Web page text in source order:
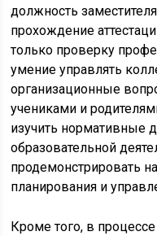
должность
прохождение
только проверку
умение управлять
организационные
учениками и
изучить нормативные
образовательной
продемонстрировать
планирования и
Кроме того, в